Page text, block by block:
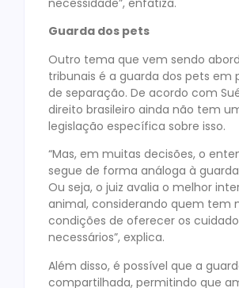
necessidade”, enfatiza.
Guarda dos pets
Outro tema que vem sendo
tribunais é a guarda dos pets em
de separação. De acordo com
direito brasileiro ainda não tem
legislação específica sobre isso.
“Mas, em muitas decisões, o
segue de forma análoga à
Ou seja, o juiz avalia o melhor
animal, considerando quem tem
condições de oferecer os
necessários”, explica.
Além disso, é possível que a
compartilhada, permitindo que